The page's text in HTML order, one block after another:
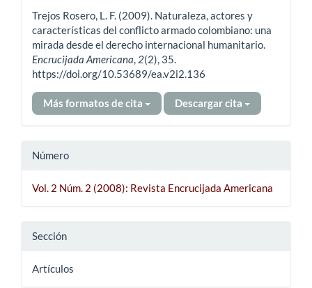
artículo
Trejos Rosero, L. F. (2009). Naturaleza, actores y
características del conflicto armado colombiano: una
mirada desde el derecho internacional humanitario.
Encrucijada Americana, 2(2), 35.
https://doi.org/10.53689/ea.v2i2.136
Más formatos de cita Descargar cita
Número
Vol. 2 Núm. 2 (2008): Revista Encrucijada Americana
Sección
Artículos